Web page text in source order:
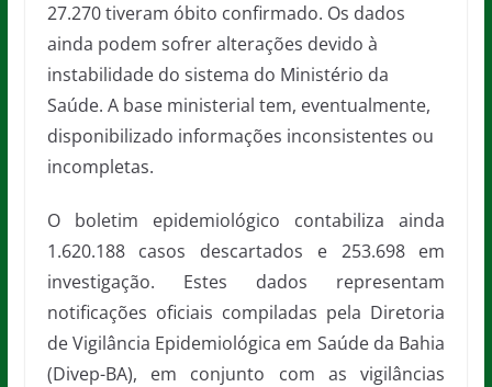
27.270 tiveram óbito confirmado. Os dados
ainda podem sofrer alterações devido à
instabilidade do sistema do Ministério da
Saúde. A base ministerial tem, eventualmente,
disponibilizado informações inconsistentes ou
incompletas.
O boletim epidemiológico contabiliza ainda
1.620.188 casos descartados e 253.698 em
investigação. Estes dados representam
notificações oficiais compiladas pela Diretoria
de Vigilância Epidemiológica em Saúde da Bahia
(Divep-BA), em conjunto com as vigilâncias